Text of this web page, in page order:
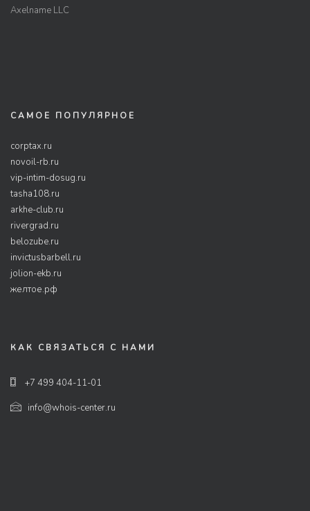
Axelname LLC
САМОЕ ПОПУЛЯРНОЕ
corptax.ru
novoil-rb.ru
vip-intim-dosug.ru
tasha108.ru
arkhe-club.ru
rivergrad.ru
belozube.ru
invictusbarbell.ru
jolion-ekb.ru
желтое.рф
КАК СВЯЗАТЬСЯ С НАМИ
+7 499 404-11-01
info@whois-center.ru